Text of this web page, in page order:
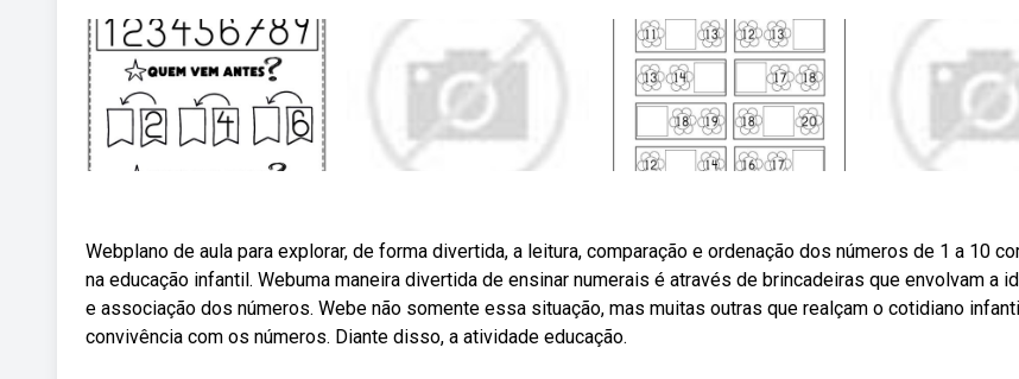
Webplano de aula para explorar, de forma divertida, a leitura, comparação e ordenação dos números de 1 a 10
na educação infantil. Webuma maneira divertida de ensinar numerais é através de brincadeiras que envolvam a
e associação dos números. Webe não somente essa situação, mas muitas outras que realçam o cotidiano
convivência com os números. Diante disso, a atividade educação.